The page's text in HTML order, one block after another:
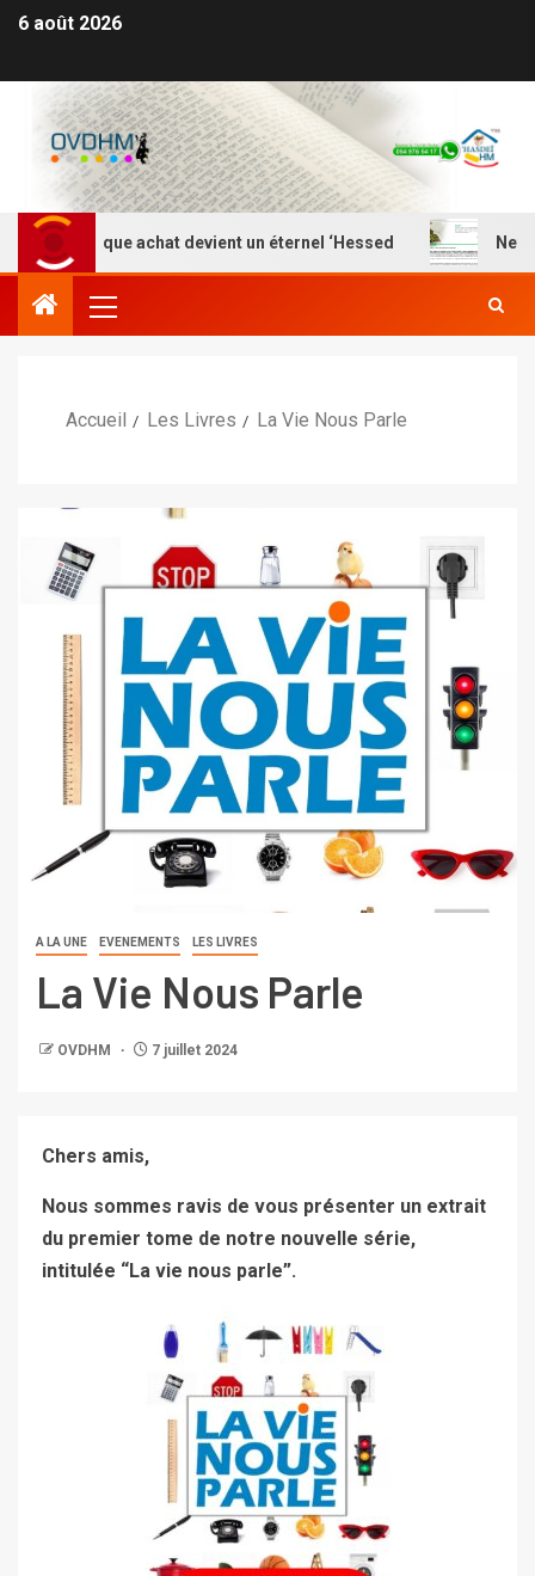
6 août 2026
où chaque achat devient un éternel ‘Hessed Nefesh
Accueil Les Livres La Vie Nous Parle
A LA UNE EVENEMENTS LES LIVRES
La Vie Nous Parle
OVDHM 7 juillet 2024
Chers amis,
Nous sommes ravis de vous présenter un extrait
du premier tome de notre nouvelle série,
intitulée “La vie nous parle”.